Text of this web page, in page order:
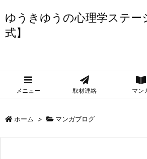
ゆうきゆうの心理学ステー
式】
メニュー 取材連絡 マン
ホーム > マンガブログ